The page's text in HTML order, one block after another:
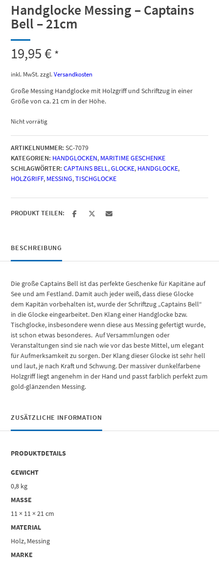
Handglocke Messing – Captains
Bell – 21cm
19,95€ *
inkl. MwSt. zzgl.Versandkosten
Große Messing Handglocke mit Holzgriff und Schriftzug in einer
Größe von ca. 21 cm in der Höhe.
Nicht vorrätig
ARTIKELNUMMER: SC-7079
KATEGORIEN: HANDGLOCKEN, MARITIME GESCHENKE
SCHLAGWÖRTER: CAPTAINS BELL,GLOCKE, HANDGLOCKE,
HOLZGRIFF, MESSING,TISCHGLOCKE
PRODUKT TEILEN:
BESCHREIBUNG
Die große Captains Bell ist das perfekte Geschenke für Kapitäne auf
See und am Festland. Damit auch jeder weiß, dass diese Glocke
dem Kapitän vorbehalten ist, wurde der Schriftzug „Captains Bell“
in die Glocke eingearbeitet. Den Klang einer Handglocke bzw.
Tischglocke, insbesondere wenn diese aus Messing gefertigt wurde,
ist schon etwas besonderes. Auf Versammlungen oder
Veranstaltungen sind sie nach wie vor das beste Mittel, um elegant
für Aufmerksamkeit zu sorgen. Der Klang dieser Glocke ist sehr hell
und laut, je nach Kraft und Schwung. Der massiver dunkelfarbene
Holzgriff liegt angenehm in der Hand und passt farblich perfekt zum
gold-glänzenden Messing.
ZUSÄTZLICHE INFORMATION
PRODUKTDETAILS
GEWICHT
0,8 kg
MASSE
11 × 11 × 21 cm
MATERIAL
Holz, Messing
MARKE